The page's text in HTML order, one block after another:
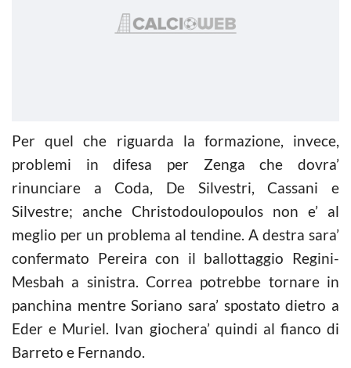
Per quel che riguarda la formazione, invece,
problemi in difesa per Zenga che dovra’
rinunciare a Coda, De Silvestri, Cassani e
Silvestre; anche Christodoulopoulos non e’ al
meglio per un problema al tendine. A destra sara’
confermato Pereira con il ballottaggio Regini-
Mesbah a sinistra. Correa potrebbe tornare in
panchina mentre Soriano sara’ spostato dietro a
Eder e Muriel. Ivan giochera’ quindi al fianco di
Barreto e Fernando.